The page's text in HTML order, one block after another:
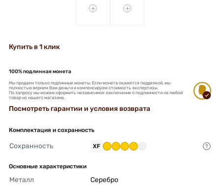
+ +
Купить в 1 клик
100% подлинная монета
Мы продаем только подлинные монеты. Если монета окажется подделкой, мы
полностью вернем Вам деньги и компенсируем стоимость экспертизы.
По запросу мы можем оформить независимое заключение о подлинности на любой
товар из нашего магазина.
Посмотреть гарантии и условия возврата
Комплектация и сохранность
Сохранность XF
Основные характеристики
Металл
Серебро